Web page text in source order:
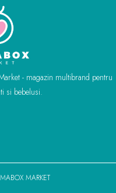
- magazin multibrand pentru
si bebelusi.
MARKET